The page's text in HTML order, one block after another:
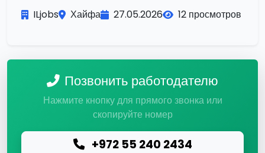
ILjobs Хайфа 27.05.2026 12 просмотров
Позвонить работодателю
Нажмите кнопку для прямого звонка или
скопируйте номер
+972 55 240 2434